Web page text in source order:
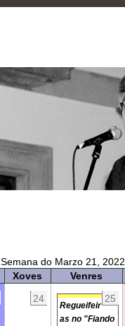
Semana do Marzo 21, 2022
Xoves Venres
24 25
Regueifeir
as no "Fiando